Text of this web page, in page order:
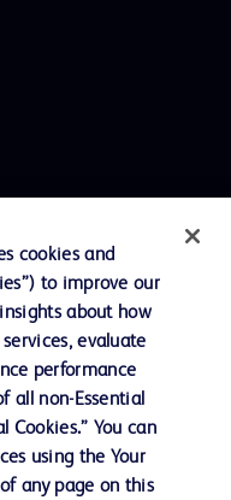
cookies and
to improve our
about how
evaluate
performance
all non-Essential
Cookies.” You can
using the Your
any page on this